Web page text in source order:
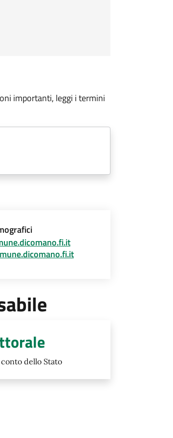
importanti, leggi i termini
dello Stato